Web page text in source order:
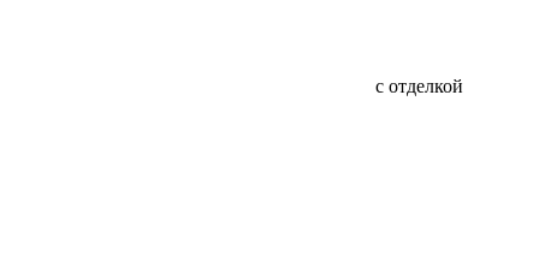
с отделкой